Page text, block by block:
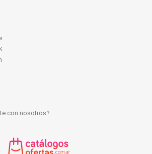
con nosotros?